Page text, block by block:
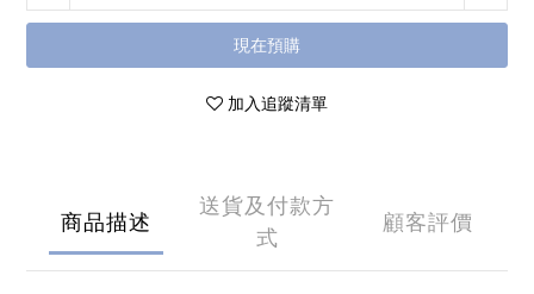
現在預購
加入追蹤清單
商品描述
送貨及付款方
式
顧客評價